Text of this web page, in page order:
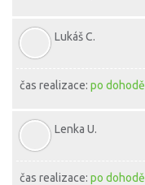
Lukáš C.
čas realizace:po dohodě
Lenka U.
čas realizace:po dohodě